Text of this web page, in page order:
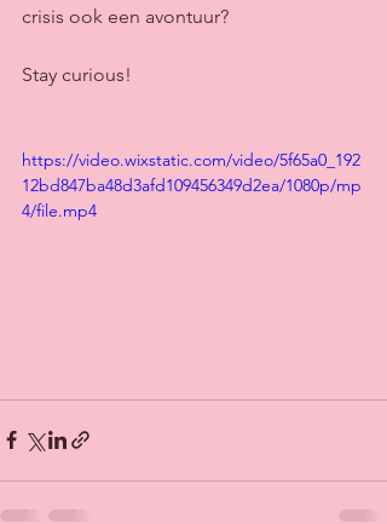
crisis ook een avontuur?
Stay curious!
https://video.wixstatic.com/video/5f65a0_192
12bd847ba48d3afd109456349d2ea/1080p/mp
4/file.mp4